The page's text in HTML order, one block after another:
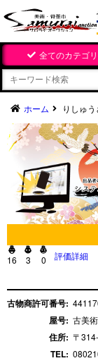
全てのカテゴ
ホーム りしゅ

16

3

0 評価詳細
古物商許可番号:
屋号: 古美
住所: 〒
TEL: